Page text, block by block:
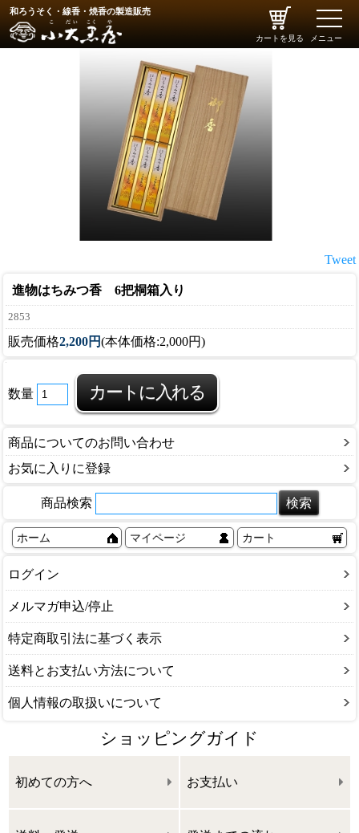
和ろうそく・線香・焼香の製造販売
カートを見る
toggle
メニュー
Tweet
進物はちみつ香 6把桐箱入り
2853
販売価格2,200円(本体価格:2,000円)
数量
商品についてのお問い合わせ
お気に入りに登録
商品検索
ホーム マイページ カート
ログイン
メルマガ申込/停止
特定商取引法に基づく表示
送料とお支払い方法について
個人情報の取扱いについて
ショッピングガイド
初めての方へ お支払い